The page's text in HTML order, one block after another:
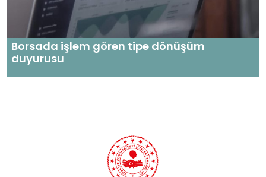
Borsada işlem gören tipe dönüşüm
duyurusu